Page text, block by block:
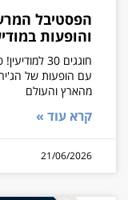
הפסטיבל
והופעות
חוגגים 30
עם הופעות של
מהארץ והעולם
קרא עוד »
21/06/2026